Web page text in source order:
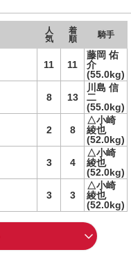
人
気
着
順
騎手
11 11
藤岡 佑
介
(55.0kg)
8 13
川島 信
二
(55.0kg)
2 8
△小崎
綾也
(52.0kg)
3 4
△小崎
綾也
(52.0kg)
3 3
△小崎
綾也
(52.0kg)